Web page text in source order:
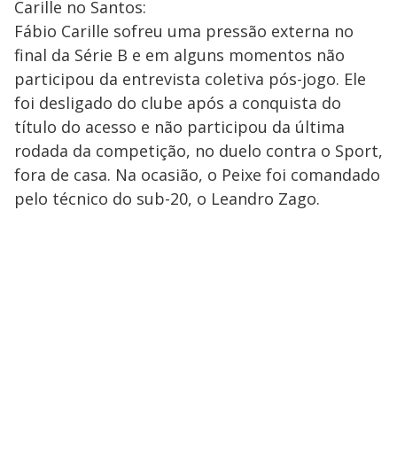
Carille no Santos:
Fábio Carille sofreu uma pressão externa no
final da Série B e em alguns momentos não
participou da entrevista coletiva pós-jogo. Ele
foi desligado do clube após a conquista do
título do acesso e não participou da última
rodada da competição, no duelo contra o Sport,
fora de casa. Na ocasião, o Peixe foi comandado
pelo técnico do sub-20, o Leandro Zago.